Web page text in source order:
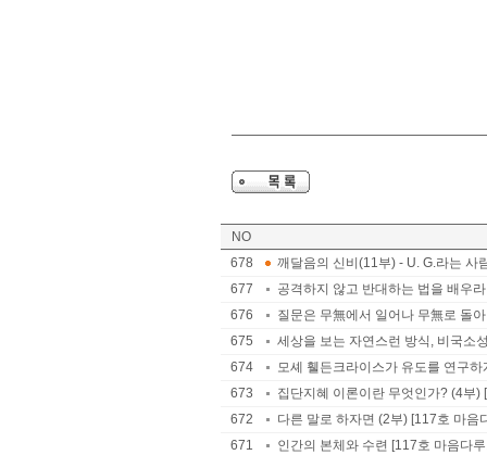
NO
678
깨달음의 신비(11부) - U. G.라는 사
677
공격하지 않고 반대하는 법을 배우
676
질문은 무無에서 일어나 무無로 돌
675
세상을 보는 자연스런 방식, 비국소
674
모셰 휄든크라이스가 유도를 연구
673
집단지혜 이론이란 무엇인가? (4부)
672
다른 말로 하자면 (2부) [117호 마음
671
인간의 본체와 수련 [117호 마음다